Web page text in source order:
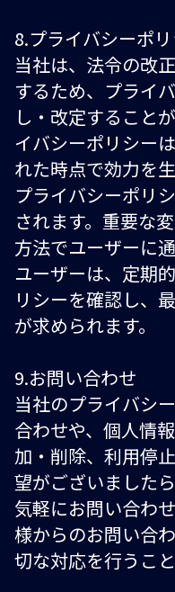
8.プライバシーポ
当社は、法令の改
するため、プライ
し・改定すること
イバシーポリシー
れた時点で効力を
プライバシーポリ
されます。重要な
方法でユーザーに
ユーザーは、定期
リシーを確認し、
が求められます。
9.お問い合わせ
当社のプライバシ
合わせや、個人情
加・削除、利用停
望がございましたら
気軽にお問い合わ
様からのお問い合
切な対応を行うこ